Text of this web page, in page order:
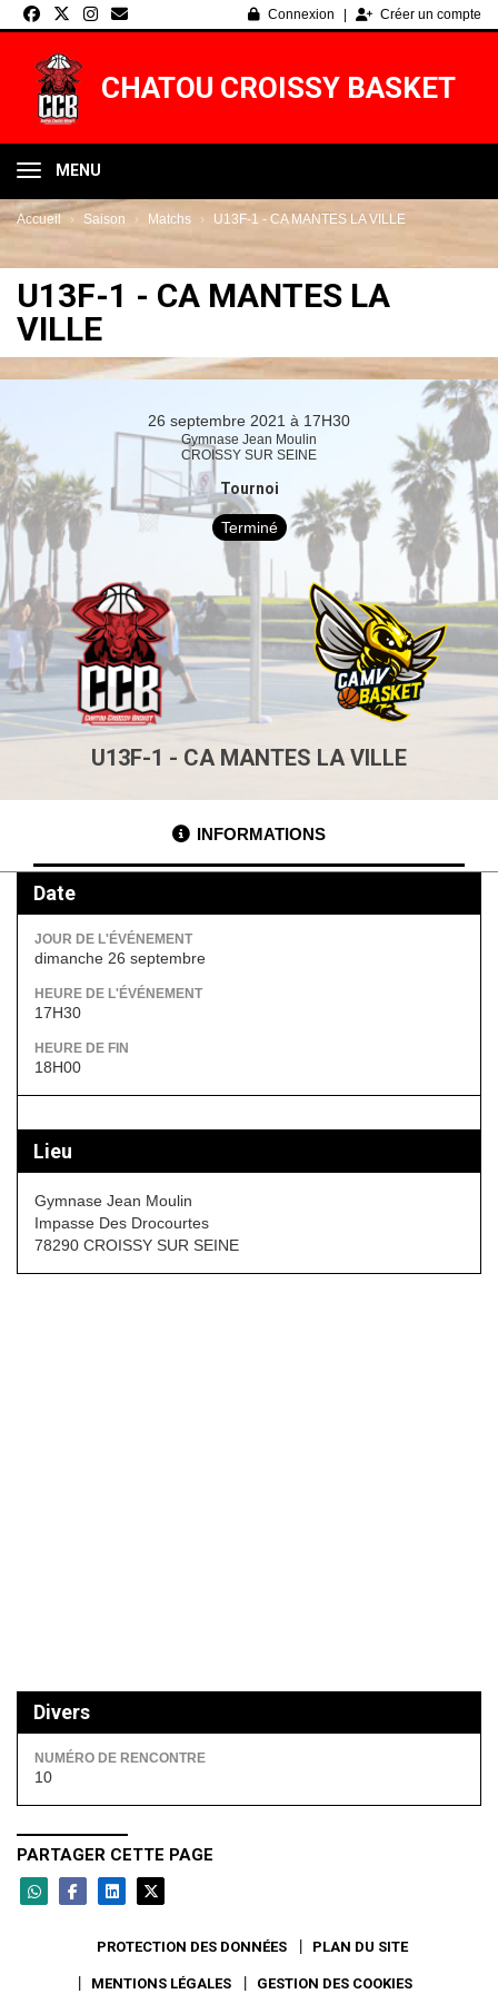
Connexion Créer un compte
CHATOU CROISSY BASKET
MENU
Accueil Saison Matchs U13F-1 - CA MANTES LA VILLE
U13F-1 - CA MANTES LA
VILLE
26 septembre 2021 à 17H30
Gymnase Jean Moulin
CROISSY SUR SEINE
Tournoi
Terminé
U13F-1 - CA MANTES LA VILLE
INFORMATIONS
Date
JOUR DE L'ÉVÉNEMENT
dimanche 26 septembre
HEURE DE L'ÉVÉNEMENT
17H30
HEURE DE FIN
18H00
Lieu
Gymnase Jean Moulin
Impasse Des Drocourtes
78290 CROISSY SUR SEINE
Divers
NUMÉRO DE RENCONTRE
10
PARTAGER CETTE PAGE
PROTECTION DES DONNÉES PLAN DU SITE
MENTIONS LÉGALES GESTION DES COOKIES
Panneau de gestion des cookies